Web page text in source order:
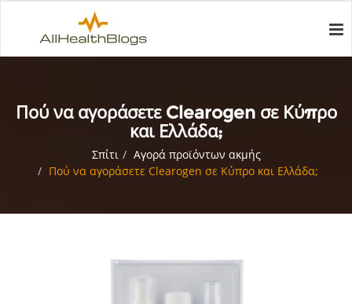
Πού να αγοράσετε Clearogen σε Κύπρο
και Ελλάδα;
Σπίτι
Αγορά προϊόντων ακμής
Πού να αγοράσετε Clearogen σε Κύπρο και Ελλάδα;